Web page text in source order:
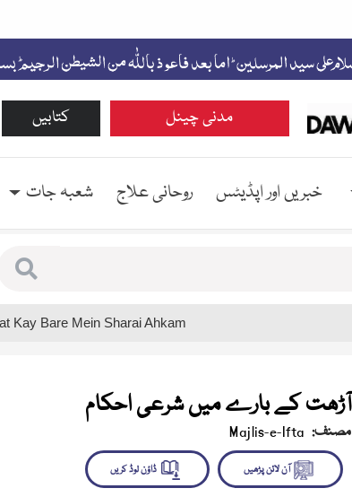
کتابیں مدنی چینل
خبریں اور اپڈیٹس روحانی علاج شعبہ جات
Kay Bare Mein Sharai Ahkam
آڑھت کے بارے میں شرعی احکام
مصنف: Majlis-e-Ifta